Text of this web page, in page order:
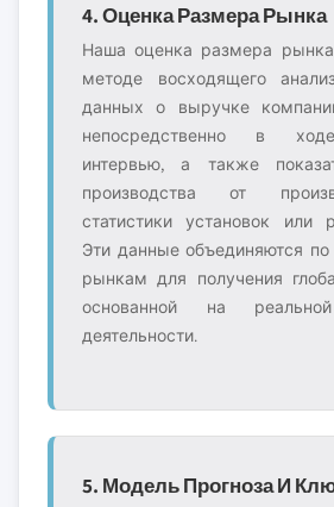
4. Оценка Размера Рынка
Наша оценка размера
методе восходящего
данных о выручке
непосредственно в
интервью, а также
производства от
статистики установок или
Эти данные объединяются
рынкам для получения
основанной на
деятельности.
5. Модель Прогноза И